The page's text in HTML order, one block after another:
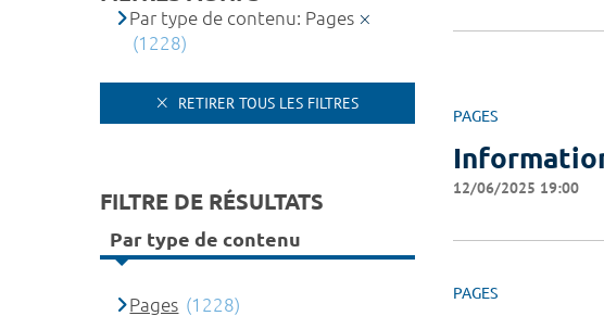
PAGES
12/06/2025 19:00
PAGES
Par type de contenu: Pages
(1228)
RETIRER TOUS LES FILTRES
FILTRE DE RÉSULTATS
Par type de contenu
Pages (1228)